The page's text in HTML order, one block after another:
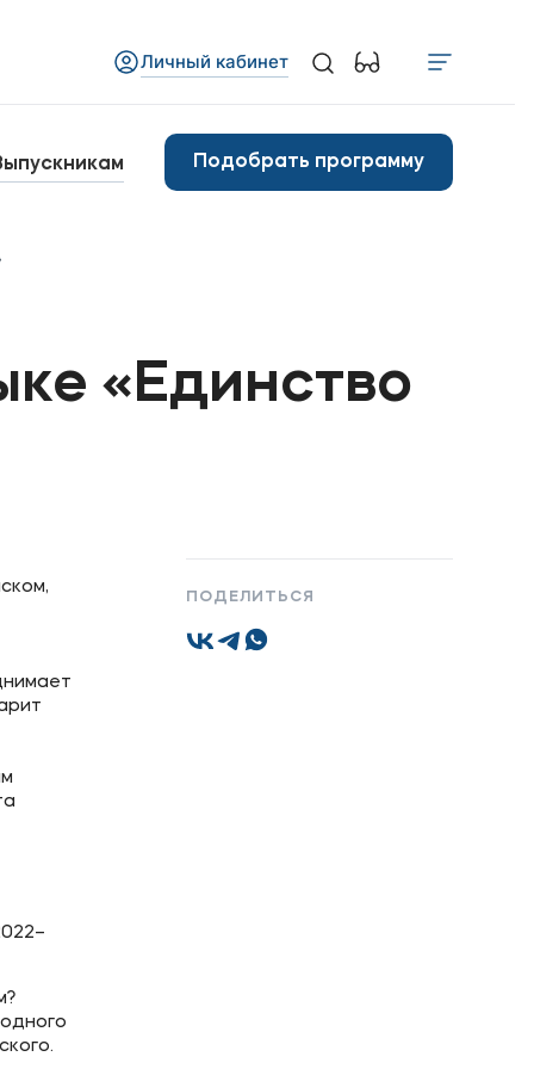
Личный кабинет
Подобрать программу
Подобрать программу
«Единство
ПОДЕЛИТЬСЯ